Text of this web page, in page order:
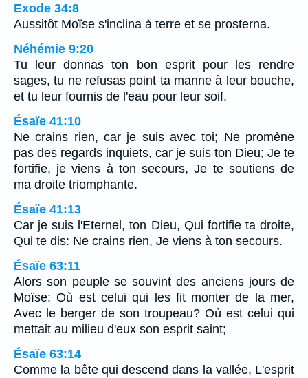
Exode 34:8
Aussitôt Moïse s'inclina à terre et se prosterna.
Néhémie 9:20
Tu leur donnas ton bon esprit pour les rendre
sages, tu ne refusas point ta manne à leur bouche,
et tu leur fournis de l'eau pour leur soif.
Ésaïe 41:10
Ne crains rien, car je suis avec toi; Ne promène
pas des regards inquiets, car je suis ton Dieu; Je te
fortifie, je viens à ton secours, Je te soutiens de
ma droite triomphante.
Ésaïe 41:13
Car je suis l'Eternel, ton Dieu, Qui fortifie ta droite,
Qui te dis: Ne crains rien, Je viens à ton secours.
Ésaïe 63:11
Alors son peuple se souvint des anciens jours de
Moïse: Où est celui qui les fit monter de la mer,
Avec le berger de son troupeau? Où est celui qui
mettait au milieu d'eux son esprit saint;
Ésaïe 63:14
Comme la bête qui descend dans la vallée, L'esprit